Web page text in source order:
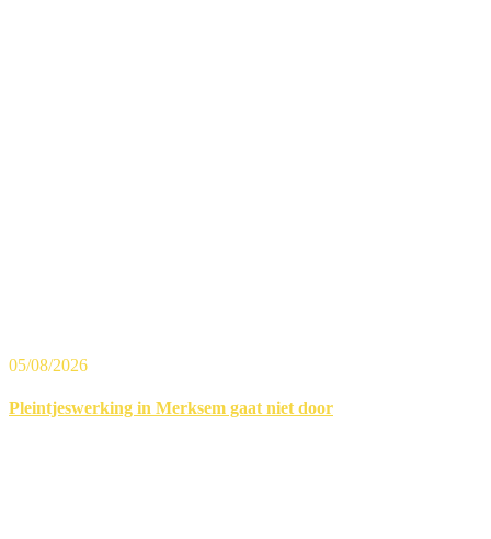
05/08/2026
Pleintjeswerking in Merksem gaat niet door